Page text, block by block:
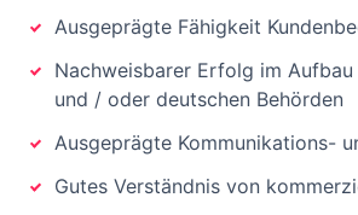
Ausgeprägte Fähigkeit
Nachweisbarer Erfolg im
und / oder deutschen Behörden
Ausgeprägte Kommunikations-
Gutes Verständnis von